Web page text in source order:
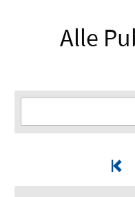
Alle